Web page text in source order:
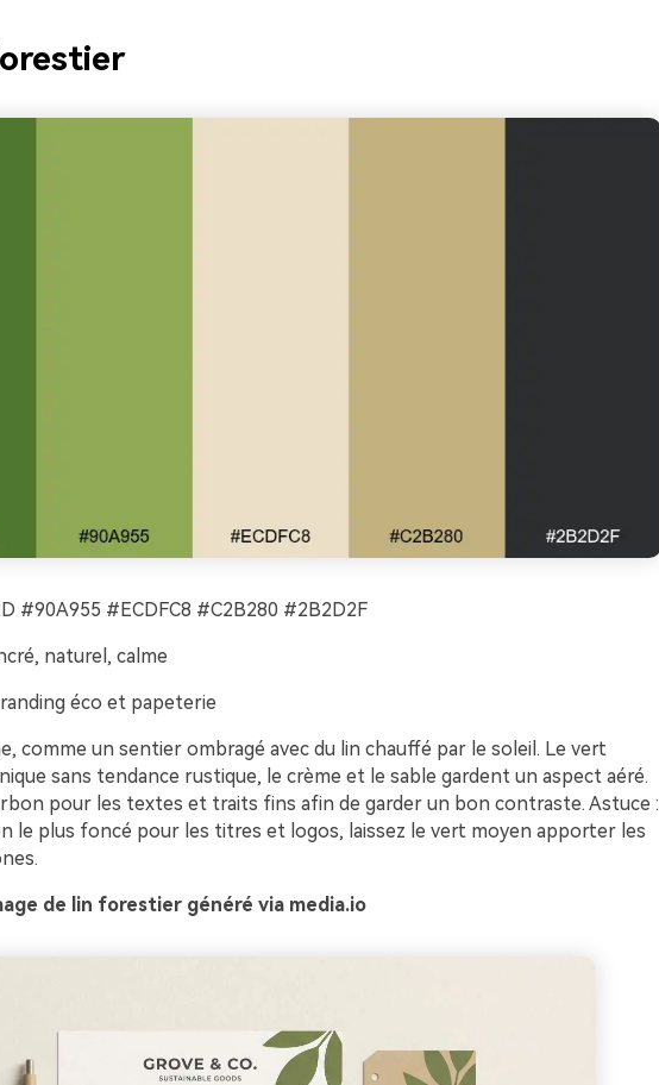
#90A955 #ECDFC8 #C2B280 #2B2D2F
naturel, calme
éco et papeterie
comme un sentier ombragé avec du lin chauffé par le soleil. Le vert
sans tendance rustique, le crème et le sable gardent un aspect aéré.
pour les textes et traits fins afin de garder un bon contraste. Astuce :
le plus foncé pour les titres et logos, laissez le vert moyen apporter les
de lin forestier généré via media.io